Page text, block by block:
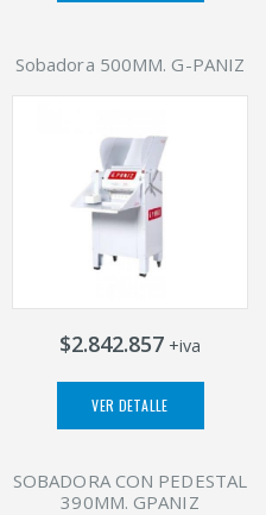
Sobadora 500MM. G-PANIZ
$2.842.857 +iva
VER DETALLE
SOBADORA CON PEDESTAL
390MM. GPANIZ